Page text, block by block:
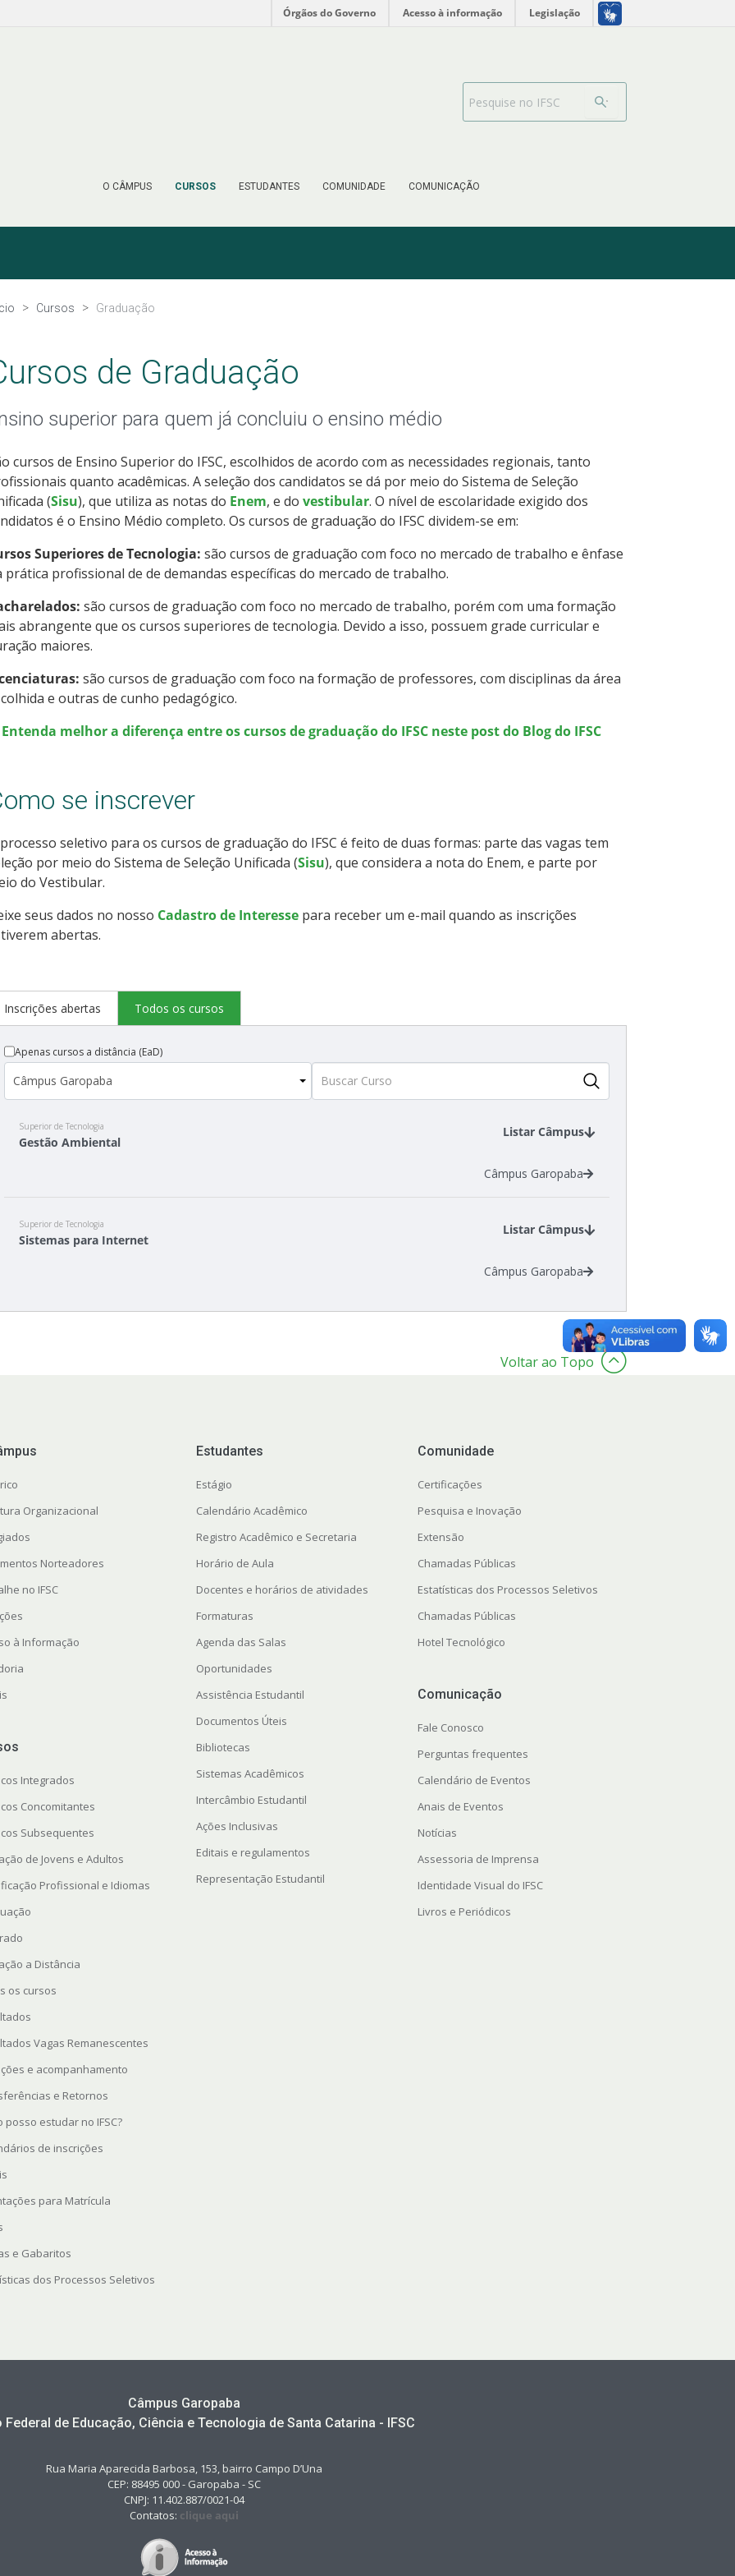
Órgãos do Governo Acesso à informação Legislação
O CÂMPUS CURSOS ESTUDANTES COMUNIDADE COMUNICAÇÃO
Barra de busca
Cursos Graduação
de Graduação
superior para quem já concluiu o ensino médio
cursos de Ensino Superior do IFSC, escolhidos de acordo com as necessidades regionais, tanto
quanto acadêmicas. A seleção dos candidatos se dá por meio do Sistema de Seleção
(Sisu), que utiliza as notas do Enem, e do vestibular. O nível de escolaridade exigido dos
é o Ensino Médio completo. Os cursos de graduação do IFSC dividem-se em:
Superiores de Tecnologia: são cursos de graduação com foco no mercado de trabalho e ênfase
prática profissional de de demandas específicas do mercado de trabalho.
são cursos de graduação com foco no mercado de trabalho, porém com uma formação
abrangente que os cursos superiores de tecnologia. Devido a isso, possuem grade curricular e
maiores.
são cursos de graduação com foco na formação de professores, com disciplinas da área
e outras de cunho pedagógico.
Entenda melhor a diferença entre os cursos de graduação do IFSC neste post do Blog do IFSC
se inscrever
seletivo para os cursos de graduação do IFSC é feito de duas formas: parte das vagas tem
por meio do Sistema de Seleção Unificada (Sisu), que considera a nota do Enem, e parte por
do Vestibular.
seus dados no nosso Cadastro de Interesse para receber um e-mail quando as inscrições
abertas.
Inscrições abertas Todos os cursos
Apenas cursos a distância (EaD)
Superior de Tecnologia
Gestão Ambiental
Listar Câmpus
Câmpus Garopaba
Superior de Tecnologia
Sistemas para Internet
Listar Câmpus
Câmpus Garopaba
Voltar ao Topo
Organizacional
Norteadores
no IFSC
à Informação
Integrados
Concomitantes
Subsequentes
de Jovens e Adultos
Profissional e Idiomas
a Distância
os cursos
Vagas Remanescentes
e acompanhamento
e Retornos
posso estudar no IFSC?
de inscrições
para Matrícula
e Gabaritos
dos Processos Seletivos
Estudantes
Estágio
Calendário Acadêmico
Registro Acadêmico e Secretaria
Horário de Aula
Docentes e horários de atividades
Formaturas
Agenda das Salas
Oportunidades
Assistência Estudantil
Documentos Úteis
Bibliotecas
Sistemas Acadêmicos
Intercâmbio Estudantil
Ações Inclusivas
Editais e regulamentos
Representação Estudantil
Comunidade
Certificações
Pesquisa e Inovação
Extensão
Chamadas Públicas
Estatísticas dos Processos Seletivos
Chamadas Públicas
Hotel Tecnológico
Comunicação
Fale Conosco
Perguntas frequentes
Calendário de Eventos
Anais de Eventos
Notícias
Assessoria de Imprensa
Identidade Visual do IFSC
Livros e Periódicos
Câmpus Garopaba
de Educação, Ciência e Tecnologia de Santa Catarina - IFSC
Rua Maria Aparecida Barbosa, 153, bairro Campo D’Una
CEP: 88495 000 - Garopaba - SC
CNPJ: 11.402.887/0021-04
Contatos: clique aqui